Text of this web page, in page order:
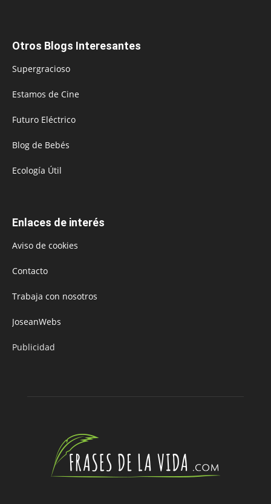
Otros Blogs Interesantes
Supergracioso
Estamos de Cine
Futuro Eléctrico
Blog de Bebés
Ecología Útil
Enlaces de interés
Aviso de cookies
Contacto
Trabaja con nosotros
JoseanWebs
Publicidad